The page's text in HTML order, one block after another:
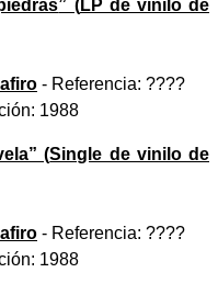
” (LP de vinilo de
- Referencia: ????
1988
” (Single de vinilo de
- Referencia: ????
1988